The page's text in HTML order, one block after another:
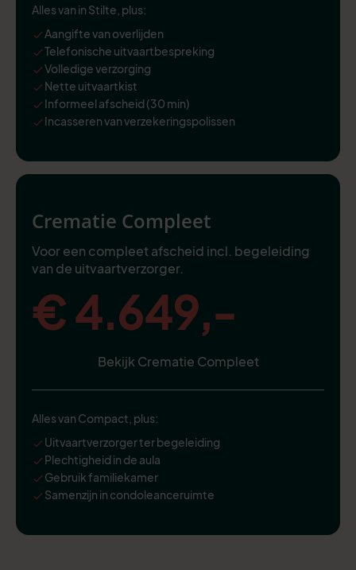
Alles van in Stilte, plus:
Aangifte van overlijden
Telefonische uitvaartbespreking
Volledige verzorging
Nette uitvaartkist
Informeel afscheid (30 min)
Incasseren van verzekeringspolissen
Crematie Compleet
Voor een compleet afscheid incl. begeleiding
van de uitvaartverzorger.
€ 4.649,-
Bekijk Crematie Compleet
Alles van Compact, plus:
Uitvaartverzorger ter begeleiding
Plechtigheid in de aula
Gebruik familiekamer
Samenzijn in condoleanceruimte